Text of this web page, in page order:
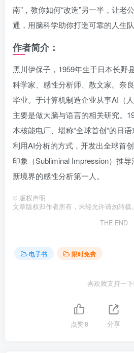
南”，教你如何“改造”另一半，让老
通，用脑科学助你打造可靠的人生队
作者简介：
黑川伊保子，1959年生于日本长野
科学家、感性分析师、散文家。奈
毕业。于计算机制造企业从事AI（
主要是做大脑与语言的相关研究。
本核能电厂、堪称“全球首创”的日
利用AI分析的方式，开发出全球首
印象（Subliminal Impression）推
新境界的感性分析第一人。
© 版权声明
文章版权归作者所有，未经允许请勿转载。
THE END
电子书 限时免费
喜欢就支持一
点赞8 分享